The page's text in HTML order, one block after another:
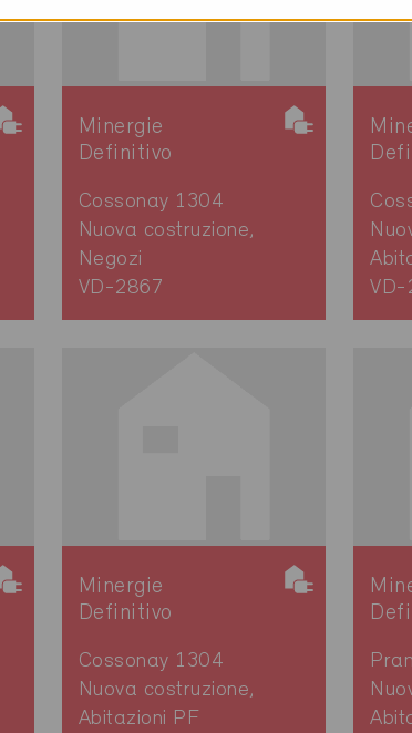
Minergie
Definitivo
Cossonay 1304
Nuova costruzione,
Negozi
VD-2867
VD-
Minergie
Definitivo
Cossonay 1304
Nuova costruzione,
Abitazioni PF